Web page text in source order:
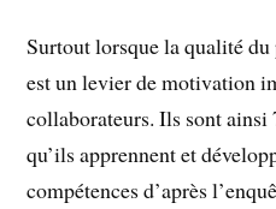
Surtout lorsque la qualité
est un levier de motivation
collaborateurs. Ils sont ainsi
qu’ils apprennent et
compétences d’après